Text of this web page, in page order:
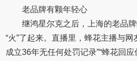
老品牌有颗年轻心
继鸿星尔克之后，上海的老品
“火”了起来。直播里，蜂花主播与
成立36年无任何处罚记录”“蜂花回